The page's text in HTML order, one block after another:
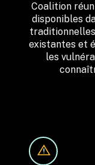
Coalition
disponibles
existantes et
les